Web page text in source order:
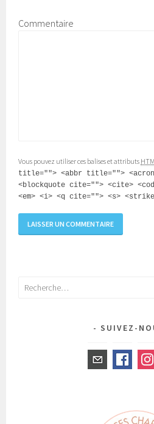
Commentaire
Vous pouvez utiliser ces balises et attributs
title=""> <abbr title="">
<blockquote cite=""> <cite>
<em> <i> <q cite=""> <s>
Rechercher :
SUIVEZ-